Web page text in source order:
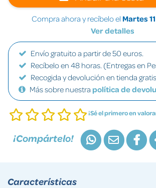
Compra ahora y recíbelo el Martes
Ver detalles
Envío gratuito a partir de 50 euros.
Recíbelo en 48 horas. (Entregas en
Recogida y devolución en tienda
Más sobre nuestra política de
¡Sé el primero en
¡Compártelo!
Características